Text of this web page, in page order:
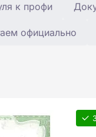
к профи
официально